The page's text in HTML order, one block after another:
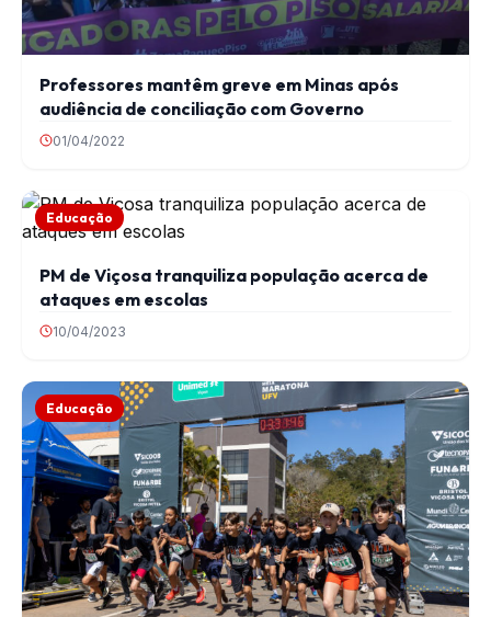
Professores mantêm greve em Minas após
audiência de conciliação com Governo
01/04/2022
Educação
PM de Viçosa tranquiliza população acerca de
ataques em escolas
10/04/2023
Educação